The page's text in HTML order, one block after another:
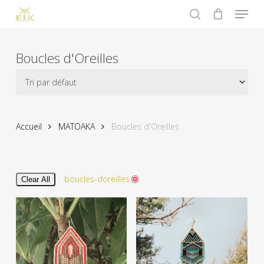
content
Menu
Boucles d'Oreilles
Accueil MATOAKA Boucles d'Oreilles
Clear All boucles-doreilles